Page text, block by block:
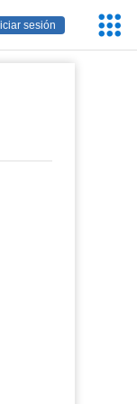
sesión